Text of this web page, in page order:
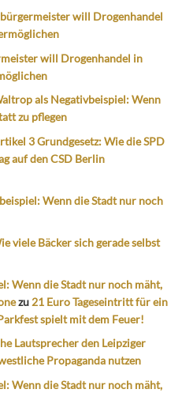
will Drogenhandel
will Drogenhandel in
als Negativbeispiel: Wenn
zu pflegen
3 Grundgesetz: Wie die SPD
auf den CSD Berlin
Wenn die Stadt nur noch
viele Bäcker sich gerade selbst
Wenn die Stadt nur noch mäht,
zu 21 Euro Tageseintritt für ein
spielt mit dem Feuer!
Lautsprecher den Leipziger
Propaganda nutzen
Wenn die Stadt nur noch mäht,